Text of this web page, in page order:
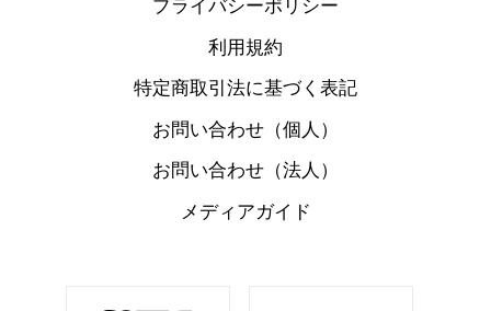
プライバシーポリシー
利用規約
特定商取引法に基づく表記
お問い合わせ（個人）
お問い合わせ（法人）
メディアガイド